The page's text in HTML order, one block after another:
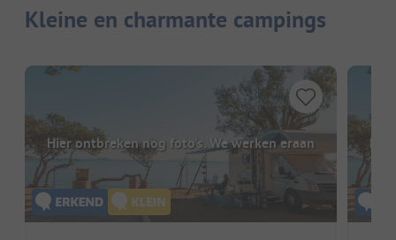
Kleine en charmante campings
Hier ontbreken nog foto's. We werken eraan